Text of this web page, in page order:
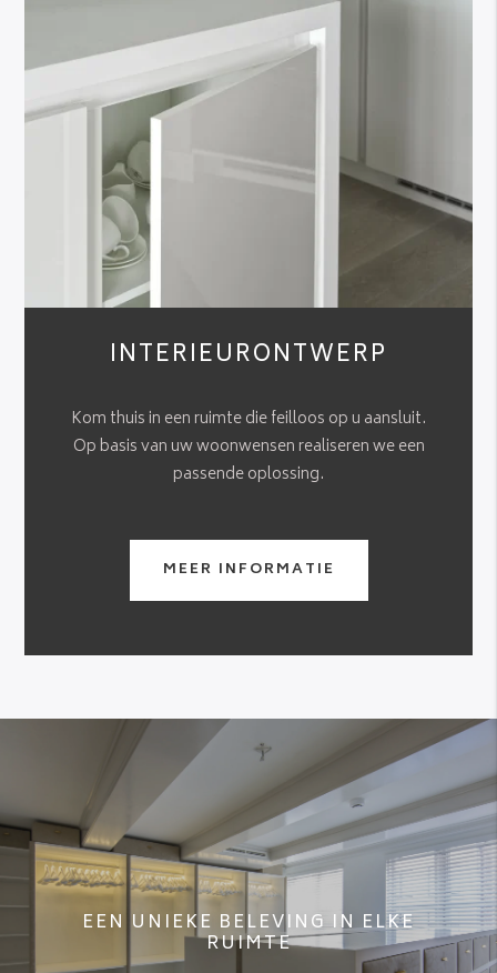
INTERIEURONTWERP
Kom thuis in een ruimte die feilloos op u aansluit.
Op basis van uw woonwensen realiseren we een
passende oplossing.
MEER INFORMATIE
EEN UNIEKE BELEVING IN ELKE
RUIMTE